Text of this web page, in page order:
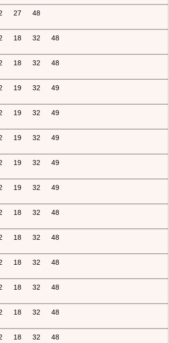
27 48
18 32 48
18 32 48
19 32 49
19 32 49
19 32 49
19 32 49
19 32 49
18 32 48
18 32 48
18 32 48
18 32 48
18 32 48
18 32 48